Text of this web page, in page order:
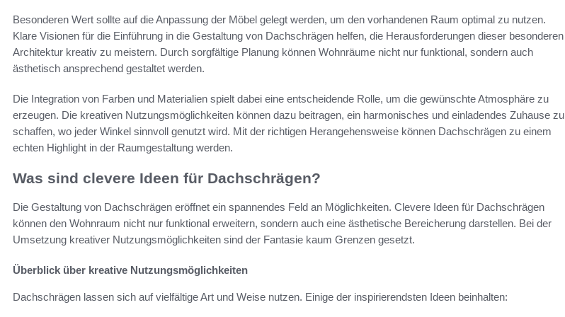
Besonderen Wert sollte auf die Anpassung der Möbel gelegt werden, um den vorhandenen Raum optimal zu nutzen.
Klare Visionen für die Einführung in die Gestaltung von Dachschrägen helfen, die Herausforderungen dieser besonderen
Architektur kreativ zu meistern. Durch sorgfältige Planung können Wohnräume nicht nur funktional, sondern auch
ästhetisch ansprechend gestaltet werden.
Die Integration von Farben und Materialien spielt dabei eine entscheidende Rolle, um die gewünschte Atmosphäre zu
erzeugen. Die kreativen Nutzungsmöglichkeiten können dazu beitragen, ein harmonisches und einladendes Zuhause zu
schaffen, wo jeder Winkel sinnvoll genutzt wird. Mit der richtigen Herangehensweise können Dachschrägen zu einem
echten Highlight in der Raumgestaltung werden.
Was sind clevere Ideen für Dachschrägen?
Die Gestaltung von Dachschrägen eröffnet ein spannendes Feld an Möglichkeiten. Clevere Ideen für Dachschrägen
können den Wohnraum nicht nur funktional erweitern, sondern auch eine ästhetische Bereicherung darstellen. Bei der
Umsetzung kreativer Nutzungsmöglichkeiten sind der Fantasie kaum Grenzen gesetzt.
Überblick über kreative Nutzungsmöglichkeiten
Dachschrägen lassen sich auf vielfältige Art und Weise nutzen. Einige der inspirierendsten Ideen beinhalten: